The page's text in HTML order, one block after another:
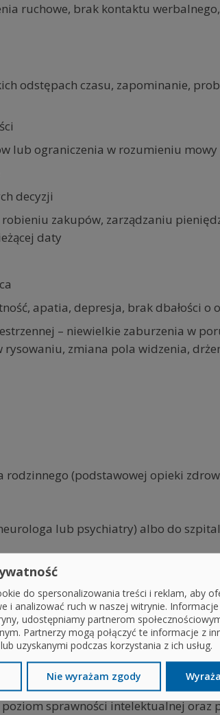
ruchowe, brak kontaktu
odstępach czasu, zapominanie,
lub ograniczenia w rozumieniu mowy
decyzji
zakupów, zarządzaniu
daty
apatia, depresja, brak dbałości o
– niewielkie zaburzenia w
zmiana pola widzenia,
rodzinnego (podstawowej opieki
lub psychiatry) albo do
psychiatry, do którego nie jest
chory będzie mógł świadomie
choroby Alzheimera. Można
przeprowadza się badania u kilku
sprawności intelektualnej oraz
do spersonalizowania treści i reklam, aby
i analizować ruch w naszej witrynie.
udostępniamy partnerom
Partnerzy mogą połączyć te informacje z
uzyskanymi podczas korzystania z ich usług.
Nie wyrażam zgody